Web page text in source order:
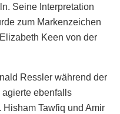
Seine Interpretation
zum Markenzeichen
Keen von der
Ressler während der
ebenfalls
Tawfiq und Amir